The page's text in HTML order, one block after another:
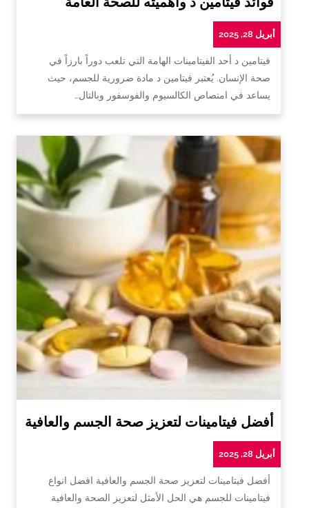
أبريل 28, 2025
فيتامين د أحد الفيتامينات الهامة التي تلعب دوراً بارزاً في
صحة الإنسان. يُعتبر فيتامين د مادة ضرورية للجسم، حيث
يساعد في امتصاص الكالسيوم والفوسفور وبالتال…
أفضل فيتامينات لتعزيز صحة الجسم والعافية
أبريل 28, 2025
أفضل فيتامينات لتعزيز صحة الجسم والعافية افضل انواع
فيتامينات للجسم هي الحل الأمثل لتعزيز الصحة والعافية